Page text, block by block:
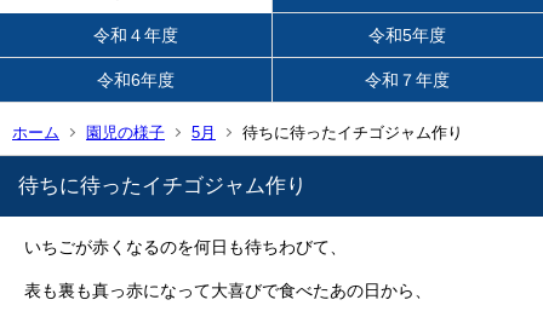
令和４年度 令和5年度
令和6年度 令和７年度
ホーム 園児の様子 5月 待ちに待ったイチゴジャム作り
待ちに待ったイチゴジャム作り
いちごが赤くなるのを何日も待ちわびて、
表も裏も真っ赤になって大喜びで食べたあの日から、